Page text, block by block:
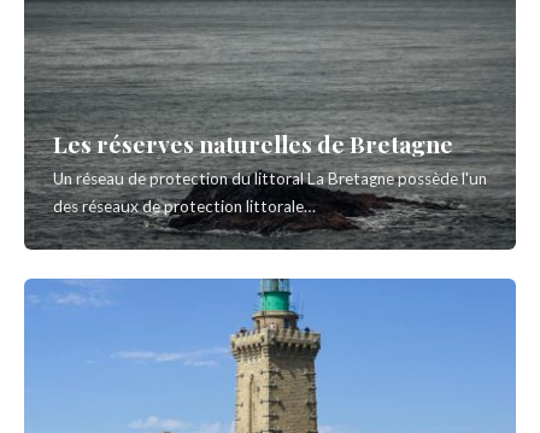
Les réserves naturelles de Bretagne
Un réseau de protection du littoral La Bretagne possède l'un
des réseaux de protection littorale…